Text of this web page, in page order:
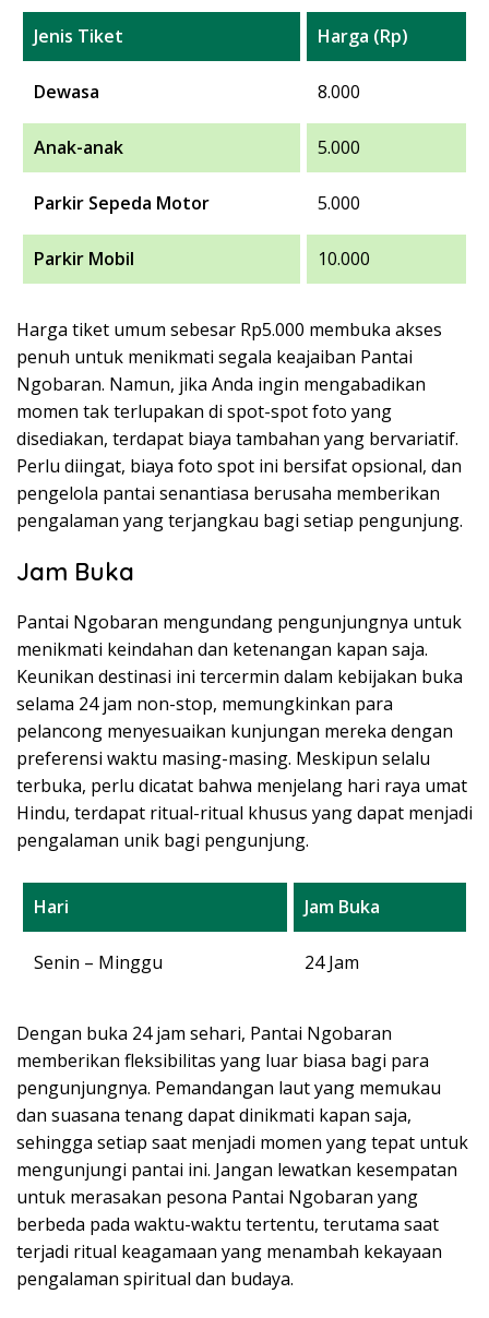
Jenis Tiket Harga (Rp)
Dewasa 8.000
Anak-anak 5.000
Parkir Sepeda Motor 5.000
Parkir Mobil 10.000
Harga tiket umum sebesar Rp5.000 membuka akses
penuh untuk menikmati segala keajaiban Pantai
Ngobaran. Namun, jika Anda ingin mengabadikan
momen tak terlupakan di spot-spot foto yang
disediakan, terdapat biaya tambahan yang bervariatif.
Perlu diingat, biaya foto spot ini bersifat opsional, dan
pengelola pantai senantiasa berusaha memberikan
pengalaman yang terjangkau bagi setiap pengunjung.
Jam Buka
Pantai Ngobaran mengundang pengunjungnya untuk
menikmati keindahan dan ketenangan kapan saja.
Keunikan destinasi ini tercermin dalam kebijakan buka
selama 24 jam non-stop, memungkinkan para
pelancong menyesuaikan kunjungan mereka dengan
preferensi waktu masing-masing. Meskipun selalu
terbuka, perlu dicatat bahwa menjelang hari raya umat
Hindu, terdapat ritual-ritual khusus yang dapat menjadi
pengalaman unik bagi pengunjung.
Hari Jam Buka
Senin – Minggu 24 Jam
Dengan buka 24 jam sehari, Pantai Ngobaran
memberikan fleksibilitas yang luar biasa bagi para
pengunjungnya. Pemandangan laut yang memukau
dan suasana tenang dapat dinikmati kapan saja,
sehingga setiap saat menjadi momen yang tepat untuk
mengunjungi pantai ini. Jangan lewatkan kesempatan
untuk merasakan pesona Pantai Ngobaran yang
berbeda pada waktu-waktu tertentu, terutama saat
terjadi ritual keagamaan yang menambah kekayaan
pengalaman spiritual dan budaya.